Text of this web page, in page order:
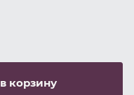
корзину